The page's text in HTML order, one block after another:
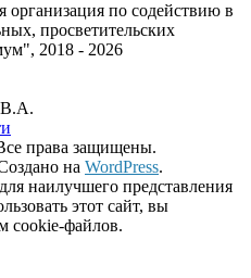
по содействию в
просветительских
2018 - 2026
В.А.
права защищены.
на WordPress.
наилучшего представления
этот сайт, вы
cookie-файлов.